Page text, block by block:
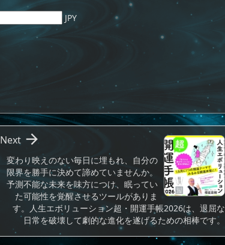
JPY
変わり映えのない毎日に埋もれ、自分の
限界を勝手に決めて諦めていませんか。
予測不能な未来を味方につけ、眠ってい
た可能性を覚醒させるツールがありま
す。人生エボリューション超・開運手帳2026は、退屈な
日常を破壊して劇的な進化を遂げるための相棒です。

Next